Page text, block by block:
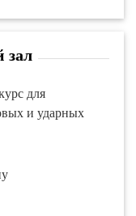
зал
для
и ударных